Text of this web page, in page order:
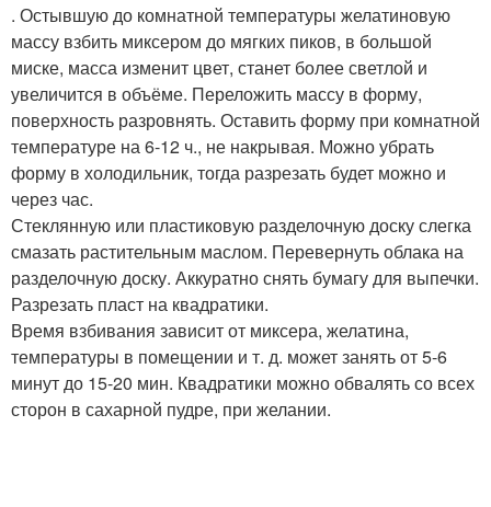
. Остывшую до комнатной температуры желатиновую
массу взбить миксером до мягких пиков, в большой
миске, масса изменит цвет, станет более светлой и
увеличится в объёме. Переложить массу в форму,
поверхность разровнять. Оставить форму при комнатной
температуре на 6-12 ч., не накрывая. Можно убрать
форму в холодильник, тогда разрезать будет можно и
через час.
Стеклянную или пластиковую разделочную доску слегка
смазать растительным маслом. Перевернуть облака на
разделочную доску. Аккуратно снять бумагу для выпечки.
Разрезать пласт на квадратики.
Время взбивания зависит от миксера, желатина,
температуры в помещении и т. д. может занять от 5-6
минут до 15-20 мин. Квадратики можно обвалять со всех
сторон в сахарной пудре, при желании.